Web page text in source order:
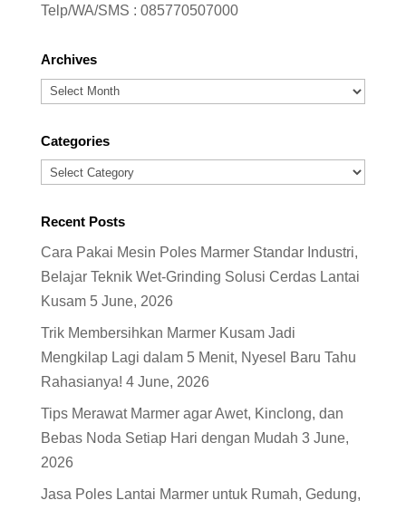
Telp/WA/SMS : 085770507000
Archives
Archives
Categories
Categories
Recent Posts
Cara Pakai Mesin Poles Marmer Standar Industri,
Belajar Teknik Wet-Grinding Solusi Cerdas Lantai
Kusam 5 June, 2026
Trik Membersihkan Marmer Kusam Jadi
Mengkilap Lagi dalam 5 Menit, Nyesel Baru Tahu
Rahasianya! 4 June, 2026
Tips Merawat Marmer agar Awet, Kinclong, dan
Bebas Noda Setiap Hari dengan Mudah 3 June,
2026
Jasa Poles Lantai Marmer untuk Rumah, Gedung,